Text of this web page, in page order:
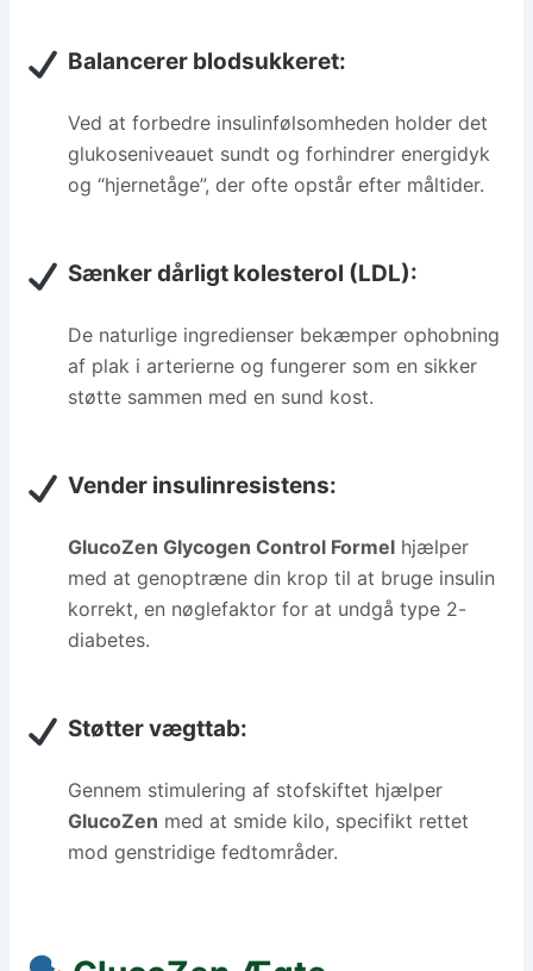
Balancerer blodsukkeret:
Ved at forbedre insulinfølsomheden holder det
glukoseniveauet sundt og forhindrer energidyk
og “hjernetåge”, der ofte opstår efter måltider.
Sænker dårligt kolesterol (LDL):
De naturlige ingredienser bekæmper ophobning
af plak i arterierne og fungerer som en sikker
støtte sammen med en sund kost.
Vender insulinresistens:
GlucoZen Glycogen Control Formel hjælper
med at genoptræne din krop til at bruge insulin
korrekt, en nøglefaktor for at undgå type 2-
diabetes.
Støtter vægttab:
Gennem stimulering af stofskiftet hjælper
GlucoZen med at smide kilo, specifikt rettet
mod genstridige fedtområder.